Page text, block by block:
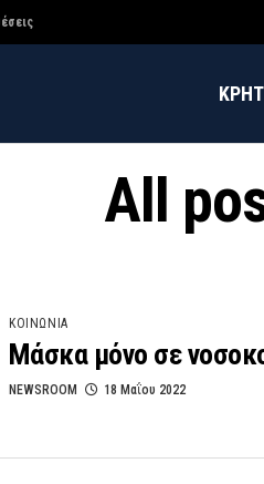
All
ΚΟΙΝΩΝΙΑ
Μάσκα μόνο σε
NEWSROOM 18 Μαΐου 2022